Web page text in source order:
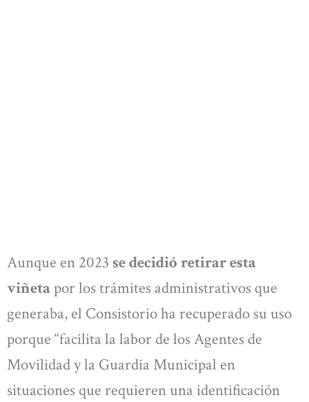
Aunque en 2023 se decidió retirar esta
viñetapor los trámites administrativos que
generaba, el Consistorio ha recuperado su uso
porque “facilita la labor de los Agentes de
Movilidad y la Guardia Municipal en
situaciones que requieren una identificación